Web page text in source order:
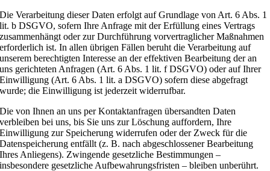
Die Verarbeitung dieser Daten erfolgt auf Grundlage von Art. 6 Abs. 1
lit. b DSGVO, sofern Ihre Anfrage mit der Erfüllung eines Vertrags
zusammenhängt oder zur Durchführung vorvertraglicher Maßnahmen
erforderlich ist. In allen übrigen Fällen beruht die Verarbeitung auf
unserem berechtigten Interesse an der effektiven Bearbeitung der an
uns gerichteten Anfragen (Art. 6 Abs. 1 lit. f DSGVO) oder auf Ihrer
Einwilligung (Art. 6 Abs. 1 lit. a DSGVO) sofern diese abgefragt
wurde; die Einwilligung ist jederzeit widerrufbar.
Die von Ihnen an uns per Kontaktanfragen übersandten Daten
verbleiben bei uns, bis Sie uns zur Löschung auffordern, Ihre
Einwilligung zur Speicherung widerrufen oder der Zweck für die
Datenspeicherung entfällt (z. B. nach abgeschlossener Bearbeitung
Ihres Anliegens). Zwingende gesetzliche Bestimmungen –
insbesondere gesetzliche Aufbewahrungsfristen – bleiben unberührt.